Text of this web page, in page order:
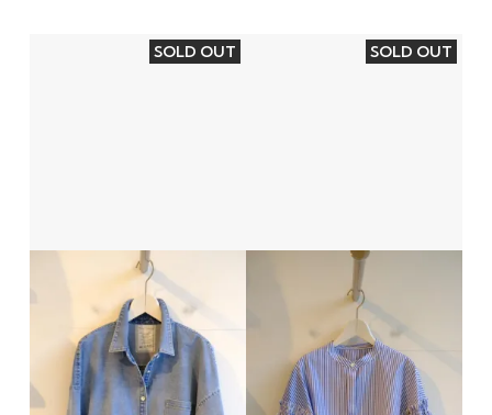
SOLD OUT SOLD OUT